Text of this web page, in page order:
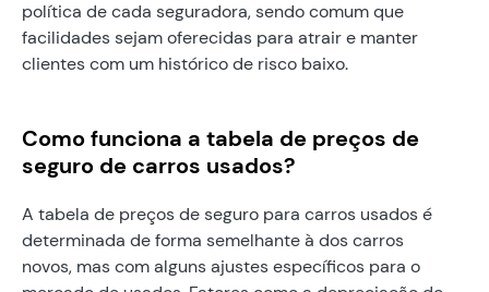
política de cada seguradora, sendo comum que
facilidades sejam oferecidas para atrair e manter
clientes com um histórico de risco baixo.
Como funciona a tabela de preços de
seguro de carros usados?
A tabela de preços de seguro para carros usados é
determinada de forma semelhante à dos carros
novos, mas com alguns ajustes específicos para o